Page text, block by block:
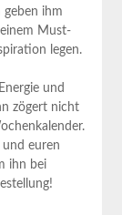
‌ihm
Must-
legen.
und
zögert nicht
euren
ihn bei